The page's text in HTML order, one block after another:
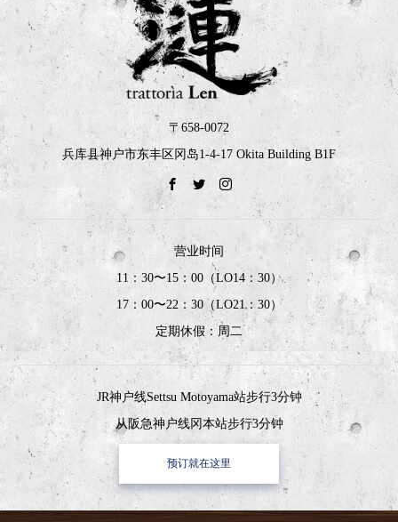
〒658-0072
兵库县神户市东丰区冈岛1-4-17 Okita Building B1F
营业时间
11：30〜15：00（LO14：30）
17：00〜22：30（LO21：30）
定期休假：周二
JR神户线Settsu Motoyama站步行3分钟
从阪急神户线冈本站步行3分钟
预订就在这里